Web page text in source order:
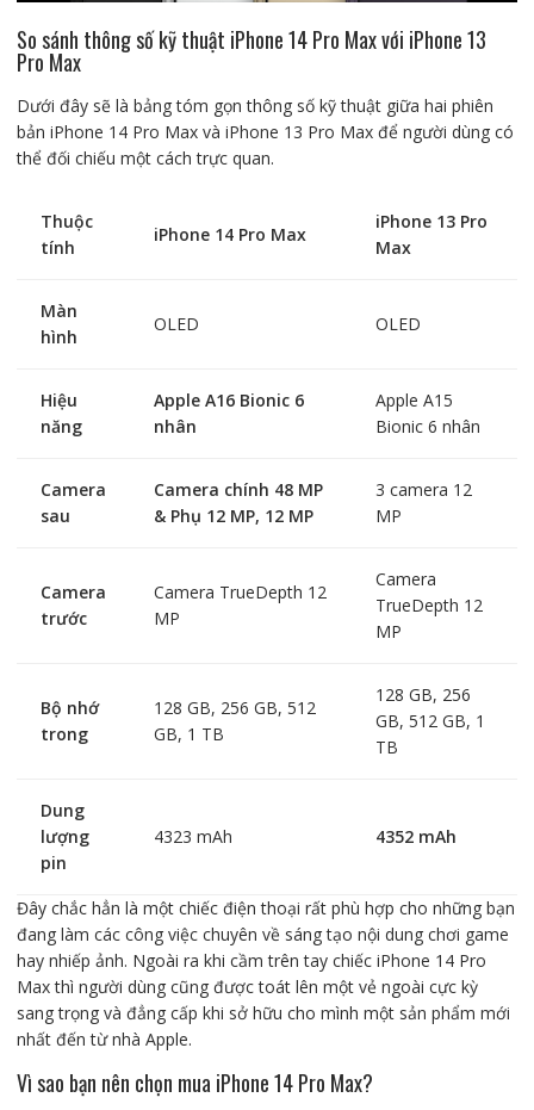
So sánh thông số kỹ thuật iPhone 14 Pro Max với iPhone 13
Pro Max
Dưới đây sẽ là bảng tóm gọn thông số kỹ thuật giữa hai phiên
bản iPhone 14 Pro Max và iPhone 13 Pro Max để người dùng có
thể đối chiếu một cách trực quan.
Thuộc
tính
iPhone 14 Pro Max
iPhone 13 Pro
Max
Màn
hình
OLED OLED
Hiệu
năng
Apple A16 Bionic 6
nhân
Apple A15
Bionic 6 nhân
Camera
sau
Camera chính 48 MP
& Phụ 12 MP, 12 MP
3 camera 12
MP
Camera
trước
Camera TrueDepth 12
MP
Camera
TrueDepth 12
MP
Bộ nhớ
trong
128 GB, 256 GB, 512
GB, 1 TB
128 GB, 256
GB, 512 GB, 1
TB
Dung
lượng
pin
4323 mAh 4352 mAh
Đây chắc hẳn là một chiếc điện thoại rất phù hợp cho những bạn
đang làm các công việc chuyên về sáng tạo nội dung chơi game
hay nhiếp ảnh. Ngoài ra khi cầm trên tay chiếc iPhone 14 Pro
Max thì người dùng cũng được toát lên một vẻ ngoài cực kỳ
sang trọng và đẳng cấp khi sở hữu cho mình một sản phẩm mới
nhất đến từ nhà Apple.
Vì sao bạn nên chọn mua iPhone 14 Pro Max?